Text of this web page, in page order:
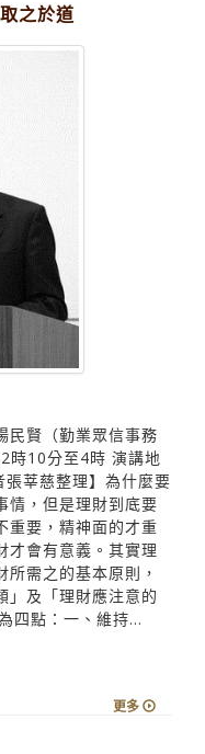
之於道
民賢（勤業眾信事務
時10分至4時 演講地
莘慈整理】為什麼要
情，但是理財到底要
重要，精神面的才重
才會有意義。其實理
需之的基本原則，
」及「理財應注意的
點：一、維持...
更多